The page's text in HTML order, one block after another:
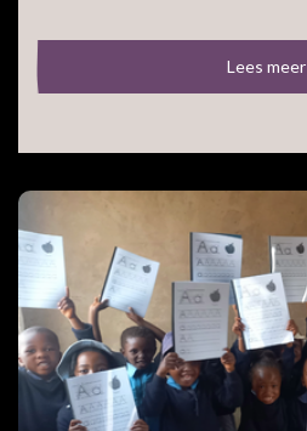
Lees meer